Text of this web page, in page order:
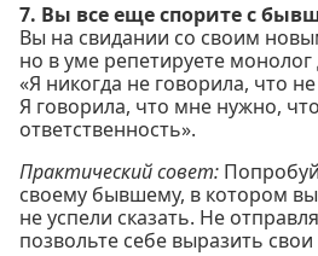
7. Вы все еще спорите с
Вы на свидании со своим
но в уме репетируете
«Я никогда не говорила, что
Я говорила, что мне нужно,
ответственность».
Практический совет:
своему бывшему, в котором
не успели сказать. Не
позвольте себе выразить